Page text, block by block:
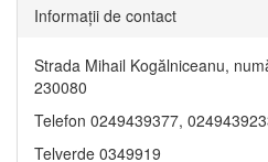
Informaţii de contact
Strada Mihail Kogălniceanu,
230080
Telefon 0249439377,
Telverde 0349919